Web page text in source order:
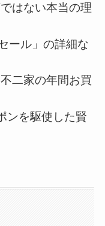
はない本当の理
ール」の詳細な
二家の年間お買
ンを駆使した賢